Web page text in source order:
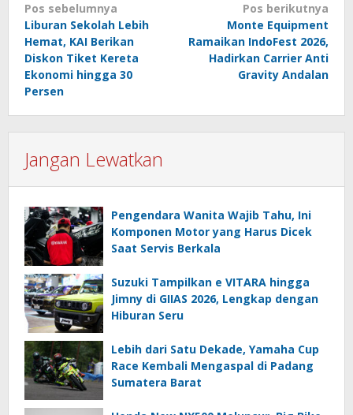
Navigasi
pos
Pos sebelumnya
Liburan Sekolah Lebih
Hemat, KAI Berikan
Diskon Tiket Kereta
Ekonomi hingga 30
Persen
Pos berikutnya
Monte Equipment
Ramaikan IndoFest 2026,
Hadirkan Carrier Anti
Gravity Andalan
Jangan Lewatkan
Pengendara Wanita Wajib Tahu, Ini
Komponen Motor yang Harus Dicek
Saat Servis Berkala
Suzuki Tampilkan e VITARA hingga
Jimny di GIIAS 2026, Lengkap dengan
Hiburan Seru
Lebih dari Satu Dekade, Yamaha Cup
Race Kembali Mengaspal di Padang
Sumatera Barat